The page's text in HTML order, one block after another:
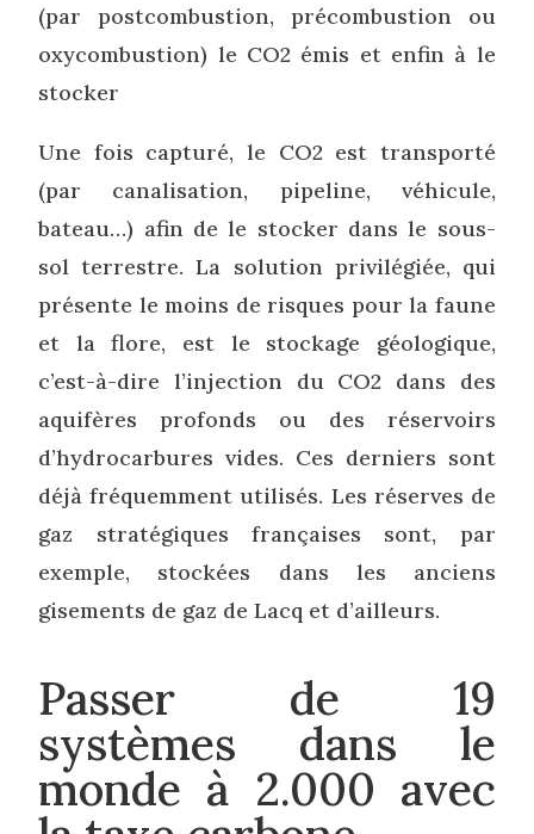
(par postcombustion, précombustion ou
oxycombustion) le CO2 émis et enfin à le
stocker
Une fois capturé, le CO2 est transporté
(par canalisation, pipeline, véhicule,
bateau…) afin de le stocker dans le sous-
sol terrestre. La solution privilégiée, qui
présente le moins de risques pour la faune
et la flore, est le stockage géologique,
c’est-à-dire l’injection du CO2 dans des
aquifères profonds ou des réservoirs
d’hydrocarbures vides. Ces derniers sont
déjà fréquemment utilisés. Les réserves de
gaz stratégiques françaises sont, par
exemple, stockées dans les anciens
gisements de gaz de Lacq et d’ailleurs.
Passer de 19
systèmes dans le
monde à 2.000 avec